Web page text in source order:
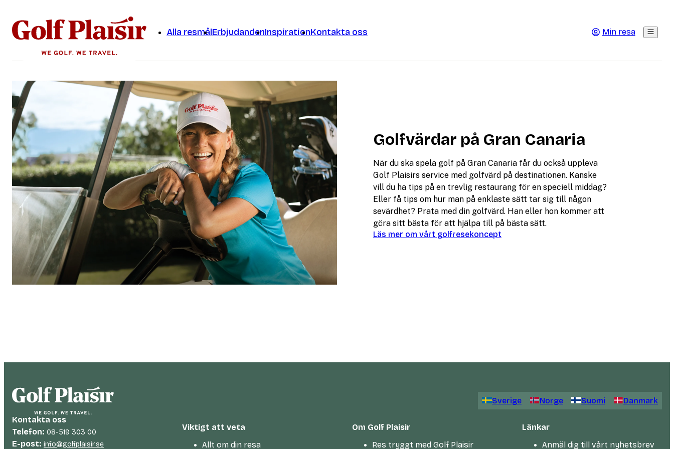
Alla resmålErbjudandenInspirationKontakta oss Min resa
Golfvärdar på Gran Canaria
När du ska spela golf på Gran Canaria får du också uppleva
Golf Plaisirs service med golfvärd på destinationen. Kanske
vill du ha tips på en trevlig restaurang för en speciell middag?
Eller få tips om hur man på enklaste sätt tar sig till någon
sevärdhet? Prata med din golfvärd. Han eller hon kommer att
göra sitt bästa för att hjälpa till på bästa sätt.
Läs mer om vårt golfresekoncept
Sverige Norge Suomi Danmark
Kontakta oss
Telefon: 08-519 303 00
E-post: info@golfplaisir.se
Viktigt att veta
Allt om din resa
Om Golf Plaisir
Res tryggt med Golf Plaisir
Länkar
Anmäl dig till vårt nyhetsbrev